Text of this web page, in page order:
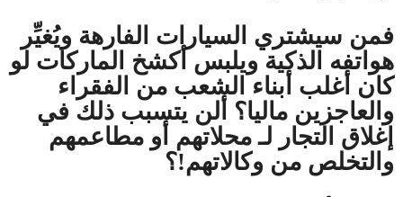
فمن سيشتري السيارات الفارهة ويُغيِّر
هواتفه الذكية ويلبس أكشخ الماركات لو
كان أغلب أبناء الشعب من الفقراء
والعاجزين ماليا؟ ألن يتسبب ذلك في
إغلاق التجار لـ محلاتهم أو مطاعمهم
والتخلص من وكالاتهم!؟